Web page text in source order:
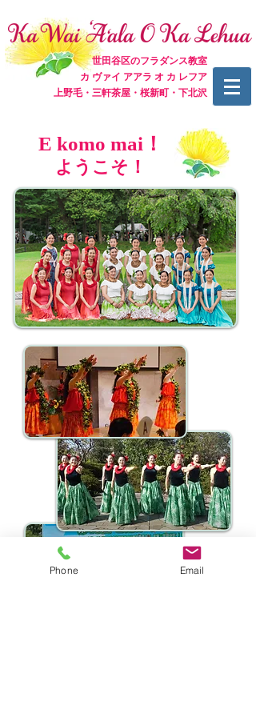
世田谷区のフラダンス教室
カ ヴァイ アアラ オ カ レフア
上野毛・三軒茶屋・桜新町・下北沢
E komo mai！
ようこそ！
Phone Email